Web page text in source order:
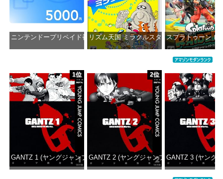
ニンテンドープリペイド番号 5000円|オンラインコード版
リズム天国 ミラクルスターズ -Switch
スプラトゥーン レ
1位
GANTZ 1 (ヤングジャンプコミックスDIGITAL)
2位
GANTZ 2 (ヤングジャンプコミックス
GANTZ 3 (ヤング